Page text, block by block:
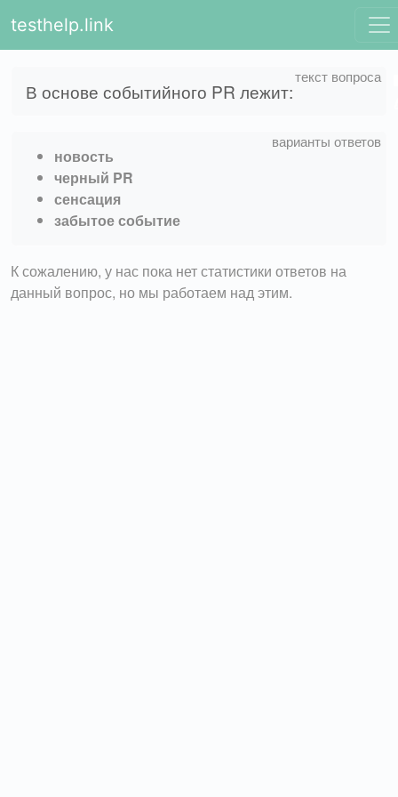
testhelp.link
В основе событийного PR лежит:
новость
черный PR
сенсация
забытое событие
К сожалению, у нас пока нет статистики ответов на
данный вопрос, но мы работаем над этим.